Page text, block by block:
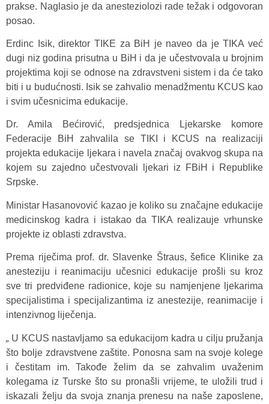
prakse. Naglasio je da anesteziolozi rade težak i odgovoran
posao.
Erdinc Isik, direktor TIKE za BiH je naveo da je TIKA već
dugi niz godina prisutna u BiH i da je učestvovala u brojnim
projektima koji se odnose na zdravstveni sistem i da će tako
biti i u budućnosti. Isik se zahvalio menadžmentu KCUS kao
i svim učesnicima edukacije.
Dr. Amila Bećirović, predsjednica Ljekarske komore
Federacije BiH zahvalila se TIKI i KCUS na realizaciji
projekta edukacije ljekara i navela značaj ovakvog skupa na
kojem su zajedno učestvovali ljekari iz FBiH i Republike
Srpske.
Ministar Hasanovović kazao je koliko su značajne edukacije
medicinskog kadra i istakao da TIKA realizauje vrhunske
projekte iz oblasti zdravstva.
Prema riječima prof. dr. Slavenke Štraus, šefice Klinike za
anesteziju i reanimaciju učesnici edukacije prošli su kroz
sve tri predviđene radionice, koje su namjenjene ljekarima
specijalistima i specijalizantima iz anestezije, reanimacije i
intenzivnog liječenja.
„ U KCUS nastavljamo sa edukacijom kadra u cilju pružanja
što bolje zdravstvene zaštite. Ponosna sam na svoje kolege
i čestitam im. Takođe želim da se zahvalim uvaženim
kolegama iz Turske što su pronašli vrijeme, te uložili trud i
iskazali želju da svoja znanja prenesu na naše zaposlene,